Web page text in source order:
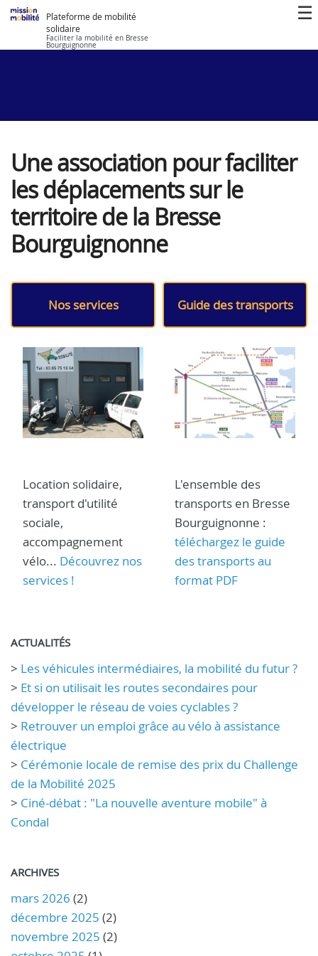
Plateforme de mobilité
solidaire
Faciliter la mobilité en Bresse
Bourguignonne
Une association pour faciliter
les déplacements sur le
territoire de la Bresse
Bourguignonne
Nos services
Location solidaire,
transport d'utilité
sociale,
accompagnement
vélo... Découvrez nos
services !
Guide des transports
L'ensemble des
transports en Bresse
Bourguignonne :
téléchargez le guide
des transports au
format PDF
ACTUALITÉS
> Les véhicules intermédiaires, la mobilité du futur ?
> Et si on utilisait les routes secondaires pour
développer le réseau de voies cyclables ?
> Retrouver un emploi grâce au vélo à assistance
électrique
> Cérémonie locale de remise des prix du Challenge
de la Mobilité 2025
> Ciné-débat : "La nouvelle aventure mobile" à
Condal
ARCHIVES
mars 2026 (2)
décembre 2025 (2)
novembre 2025 (2)